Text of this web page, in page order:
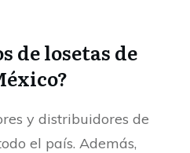
de losetas de
y distribuidores de
el país. Además,